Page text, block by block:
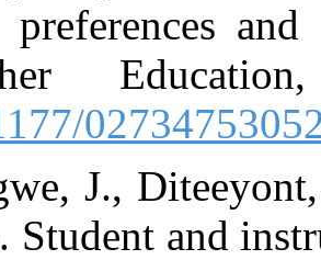
Structure,
of
[
24.
A. (2012).